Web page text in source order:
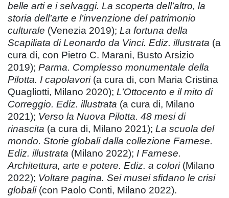
belle arti e i selvaggi. La scoperta dell’altro, la
storia dell’arte e l’invenzione del patrimonio
culturale (Venezia 2019); La fortuna della
Scapiliata di Leonardo da Vinci. Ediz. illustrata (a
cura di, con Pietro C. Marani, Busto Arsizio
2019); Parma. Complesso monumentale della
Pilotta. I capolavori(a cura di, con Maria Cristina
Quagliotti, Milano 2020); L’Ottocento e il mito di
Correggio. Ediz. illustrata (a cura di, Milano
2021); Verso la Nuova Pilotta. 48 mesi di
rinascita (a cura di, Milano 2021); La scuola del
mondo. Storie globali dalla collezione Farnese.
Ediz. illustrata (Milano 2022); I Farnese.
Architettura, arte e potere. Ediz. a colori(Milano
2022); Voltare pagina. Sei musei sfidano le crisi
globali(con Paolo Conti, Milano 2022).